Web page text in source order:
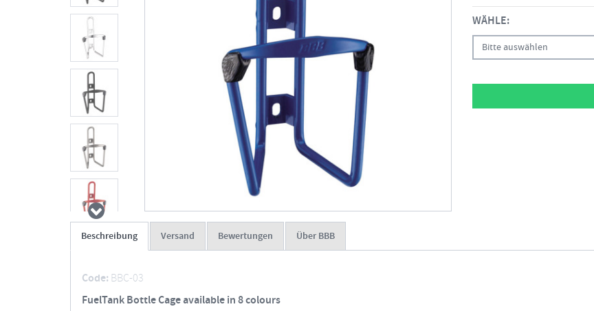
WÄHLE:
Bitte auswählen
Beschreibung Versand Bewertungen Über BBB
Code: BBC-03
FuelTank Bottle Cage available in 8 colours